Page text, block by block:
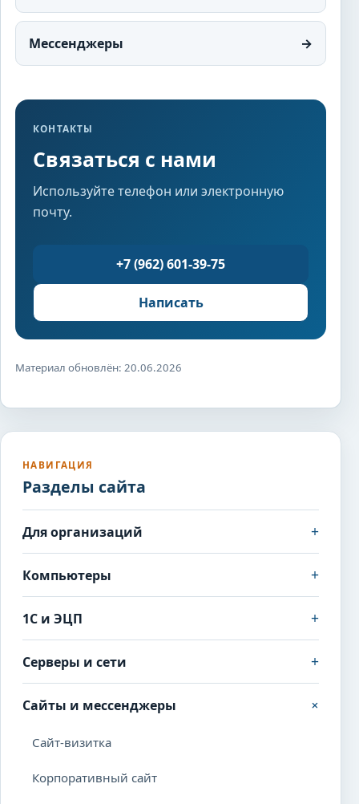
Мессенджеры →
КОНТАКТЫ
Связаться с нами
Используйте телефон или электронную
почту.
+7 (962) 601-39-75
Написать
Материал обновлён: 20.06.2026
НАВИГАЦИЯ
Разделы сайта
Для организаций +
Компьютеры +
1С и ЭЦП +
Серверы и сети +
Сайты и мессенджеры +
Сайт-визитка
Корпоративный сайт